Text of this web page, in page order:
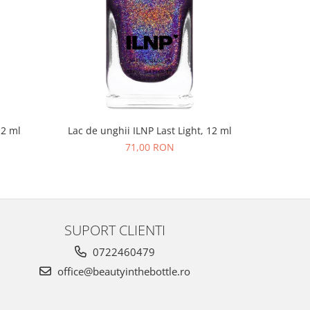
ml
Lac de unghii ILNP Last Light, 12 ml
71,00 RON
SUPORT CLIENTI
0722460479
office@beautyinthebottle.ro